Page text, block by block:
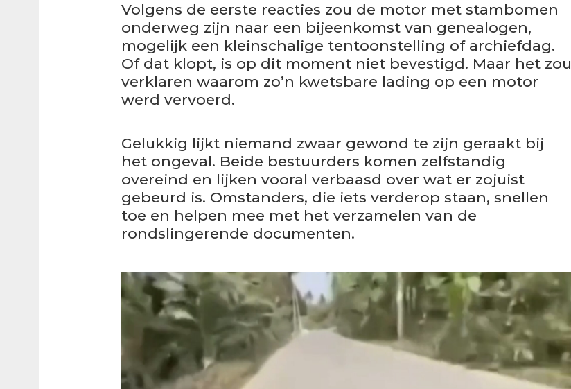
Volgens de eerste reacties zou de motor met stambomen
onderweg zijn naar een bijeenkomst van genealogen,
mogelijk een kleinschalige tentoonstelling of archiefdag.
Of dat klopt, is op dit moment niet bevestigd. Maar het zou
verklaren waarom zo’n kwetsbare lading op een motor
werd vervoerd.
Gelukkig lijkt niemand zwaar gewond te zijn geraakt bij
het ongeval. Beide bestuurders komen zelfstandig
overeind en lijken vooral verbaasd over wat er zojuist
gebeurd is. Omstanders, die iets verderop staan, snellen
toe en helpen mee met het verzamelen van de
rondslingerende documenten.